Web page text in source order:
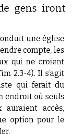
gens iront
une église
compte, les
qui ne croient
2.3-4). Il s’agit
qui ferait du
endroit où seuls
auraient accès,
option pour le